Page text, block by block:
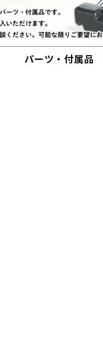
パーツ・付属品